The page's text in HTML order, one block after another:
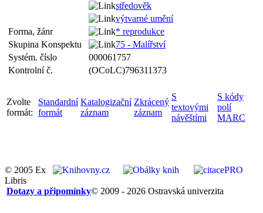
středověk
výtvarné umění
Forma, žánr
* reprodukce
Skupina Konspektu
75 - Malířství
Systém. číslo
000061757
Kontrolní č.
(OCoLC)796311373
Zvolte
formát:
Standardní
formát
Katalogizační
záznam
Zkrácený
záznam
S
textovými
návěštími
S kódy
polí
MARC
© 2005 Ex
Libris
© 2009 - 2026 Ostravská univerzita
Dotazy a připomínky